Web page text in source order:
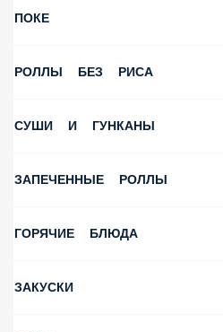
ПОКЕ
РОЛЛЫ БЕЗ РИСА
СУШИ И ГУНКАНЫ
ЗАПЕЧЕННЫЕ РОЛЛЫ
ГОРЯЧИЕ БЛЮДА
ЗАКУСКИ